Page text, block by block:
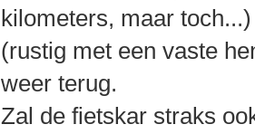
kilometers, maar
(rustig met een vaste
weer terug.
Zal de fietskar straks